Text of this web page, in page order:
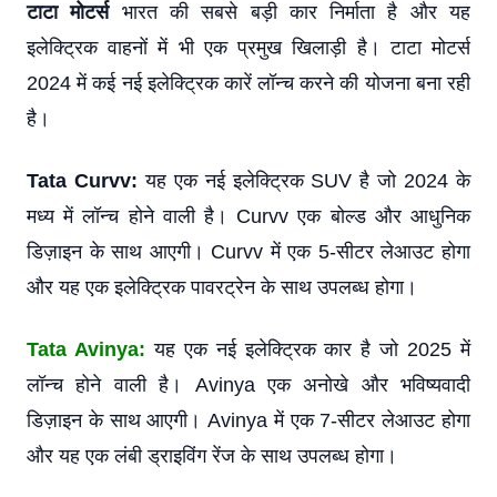
टाटा मोटर्सभारत की सबसे बड़ी कार निर्माता है और यह
इलेक्ट्रिक वाहनों में भी एक प्रमुख खिलाड़ी है। टाटा मोटर्स
2024 में कई नई इलेक्ट्रिक कारें लॉन्च करने की योजना बना रही
है।
Tata Curvv: यह एक नई इलेक्ट्रिक SUV है जो 2024 के
मध्य में लॉन्च होने वाली है। Curvv एक बोल्ड और आधुनिक
डिज़ाइन के साथ आएगी। Curvv में एक 5-सीटर लेआउट होगा
और यह एक इलेक्ट्रिक पावरट्रेन के साथ उपलब्ध होगा।
Tata Avinya: यह एक नई इलेक्ट्रिक कार है जो 2025 में
लॉन्च होने वाली है। Avinya एक अनोखे और भविष्यवादी
डिज़ाइन के साथ आएगी। Avinya में एक 7-सीटर लेआउट होगा
और यह एक लंबी ड्राइविंग रेंज के साथ उपलब्ध होगा।